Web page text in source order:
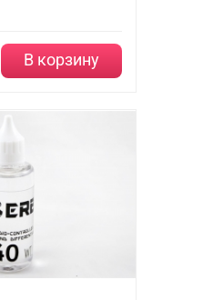
В корзину